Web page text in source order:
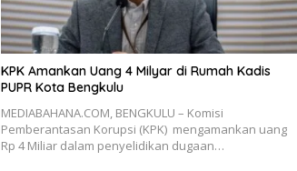
KPK Amankan Uang 4 Milyar di Rumah Kadis
PUPR Kota Bengkulu
MEDIABAHANA.COM, BENGKULU – Komisi
Pemberantasan Korupsi (KPK) mengamankan uang
Rp 4 Miliar dalam penyelidikan dugaan…